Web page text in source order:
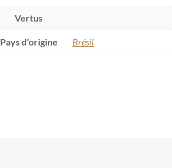
Vertus
Pays d'origine Brésil